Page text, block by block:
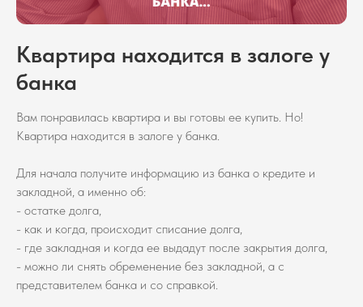
Квартира находится в залоге у
банка
Вам понравилась квартира и вы готовы ее купить. Но!
Квартира находится в залоге у банка.
Для начала получите информацию из банка о кредите и
закладной, а именно об:
- остатке долга,
- как и когда, происходит списание долга,
- где закладная и когда ее выдадут после закрытия долга,
- можно ли снять обременение без закладной, а с
представителем банка и со справкой.